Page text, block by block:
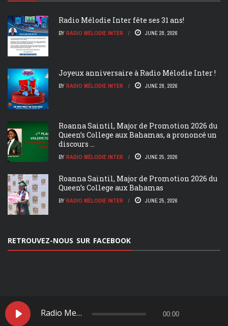
Radio Mélodie Inter fête ses 31 ans!
BY RADIO MÉLODIE INTER JUNE 28, 2026
Joyeux anniversaire à Radio Mélodie Inter !
BY RADIO MÉLODIE INTER JUNE 28, 2026
Roanna Saintil, Major de Promotion 2026 du
Queen’s College aux Bahamas, a prononcé un
discours ...
BY RADIO MÉLODIE INTER JUNE 25, 2026
Roanna Saintil, Major de Promotion 2026 du
Queen’s College aux Bahamas
BY RADIO MÉLODIE INTER JUNE 25, 2026
RETROUVEZ-NOUS SUR FACEBOOK
ACCUEIL
Radio Melodie Inter 00:00